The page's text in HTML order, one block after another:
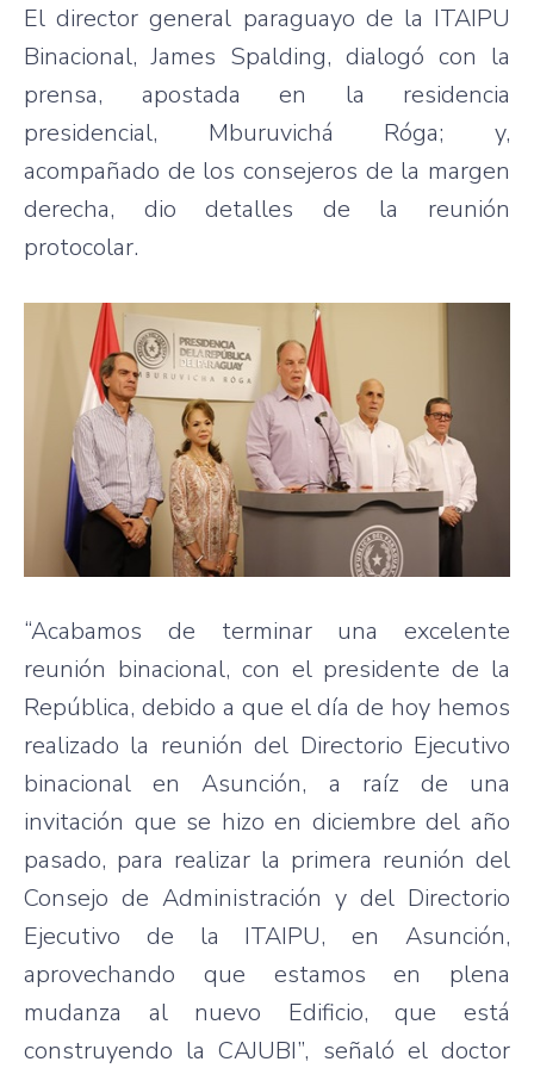
El director general paraguayo de la ITAIPU
Binacional, James Spalding, dialogó con la
prensa, apostada en la residencia
presidencial, Mburuvichá Róga; y,
acompañado de los consejeros de la margen
derecha, dio detalles de la reunión
protocolar.
“Acabamos de terminar una excelente
reunión binacional, con el presidente de la
República, debido a que el día de hoy hemos
realizado la reunión del Directorio Ejecutivo
binacional en Asunción, a raíz de una
invitación que se hizo en diciembre del año
pasado, para realizar la primera reunión del
Consejo de Administración y del Directorio
Ejecutivo de la ITAIPU, en Asunción,
aprovechando que estamos en plena
mudanza al nuevo Edificio, que está
construyendo la CAJUBI”, señaló el doctor